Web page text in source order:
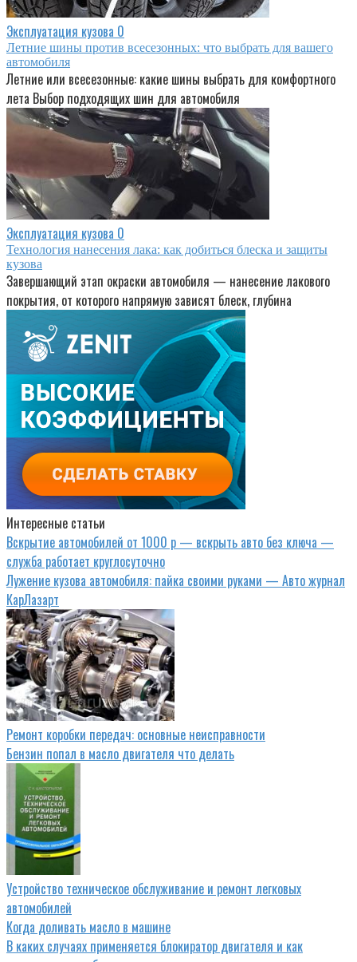
Эксплуатация кузова 0
Летние шины против всесезонных: что выбрать для вашего
автомобиля
Летние или всесезонные: какие шины выбрать для комфортного
лета Выбор подходящих шин для автомобиля
Эксплуатация кузова 0
Технология нанесения лака: как добиться блеска и защиты
кузова
Завершающий этап окраски автомобиля — нанесение лакового
покрытия, от которого напрямую зависят блеск, глубина
Интересные статьи
Вскрытие автомобилей от 1000 р — вскрыть авто без ключа —
служба работает круглосуточно
Лужение кузова автомобиля: пайка своими руками — Авто журнал
КарЛазарт
Ремонт коробки передач: основные неисправности
Бензин попал в масло двигателя что делать
Устройство техническое обслуживание и ремонт легковых
автомобилей
Когда доливать масло в машине
В каких случаях применяется блокиратор двигателя и как